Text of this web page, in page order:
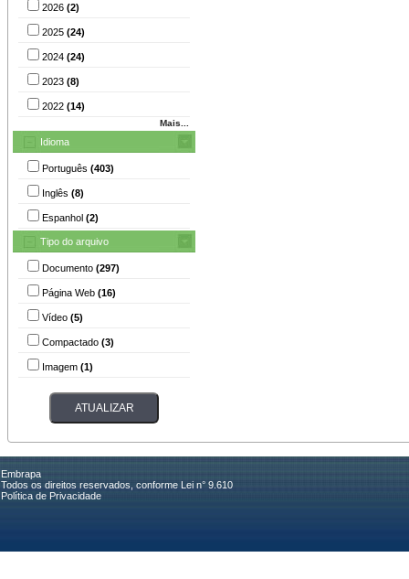
2026 (2)
2025 (24)
2024 (24)
2023 (8)
2022 (14)
Mais...
Idioma
Português (403)
Inglês (8)
Espanhol (2)
Tipo do arquivo
Documento (297)
Página Web (16)
Vídeo (5)
Compactado (3)
Imagem (1)
Embrapa
Todos os direitos reservados, conforme Lei n° 9.610
Política de Privacidade